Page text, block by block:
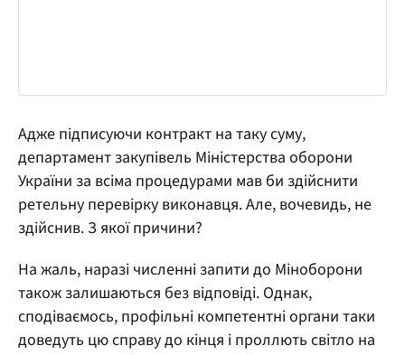
Адже підписуючи контракт на таку суму,
департамент закупівель Міністерства оборони
України за всіма процедурами мав би здійснити
ретельну перевірку виконавця. Але, вочевидь, не
здійснив. З якої причини?
На жаль, наразі численні запити до Міноборони
також залишаються без відповіді. Однак,
сподіваємось, профільні компетентні органи таки
доведуть цю справу до кінця і проллють світло на